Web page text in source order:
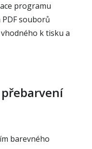
programu
souborů
k tisku a
barevného